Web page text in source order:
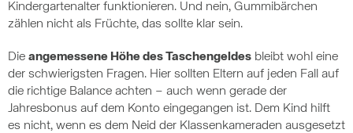
Kindergartenalter funktionieren. Und nein, Gummibärchen
zählen nicht als Früchte, das sollte klar sein.
Die angemessene Höhe des Taschengeldes bleibt wohl eine
der schwierigsten Fragen. Hier sollten Eltern auf jeden Fall auf
die richtige Balance achten – auch wenn gerade der
Jahresbonus auf dem Konto eingegangen ist. Dem Kind hilft
es nicht, wenn es dem Neid der Klassenkameraden ausgesetzt